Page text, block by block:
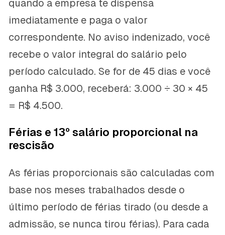
quando a empresa te dispensa
imediatamente e paga o valor
correspondente. No aviso indenizado, você
recebe o valor integral do salário pelo
período calculado. Se for de 45 dias e você
ganha R$ 3.000, receberá: 3.000 ÷ 30 × 45
= R$ 4.500.
Férias e 13º salário proporcional na
rescisão
As férias proporcionais são calculadas com
base nos meses trabalhados desde o
último período de férias tirado (ou desde a
admissão, se nunca tirou férias). Para cada